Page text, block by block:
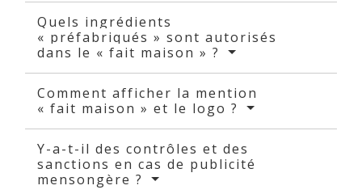
Quels ingrédients
« préfabriqués » sont autorisés
dans le « fait maison » ?
Comment afficher la mention
« fait maison » et le logo ?
Y-a-t-il des contrôles et des
sanctions en cas de publicité
mensongère ?